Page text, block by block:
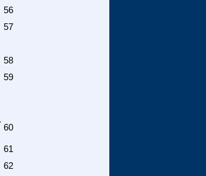
56
57
58
59
60
61
62